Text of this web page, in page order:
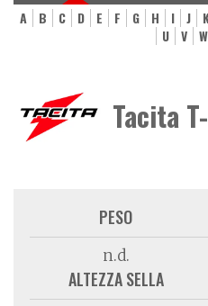
A B C D E F G H I J
U
V W
Tacita
PESO
n.d.
ALTEZZA SELLA